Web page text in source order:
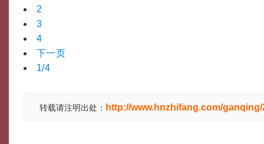
2
3
4
下一页
1/4
转载请注明出处： http://www.hnzhifang.com/ganqing/